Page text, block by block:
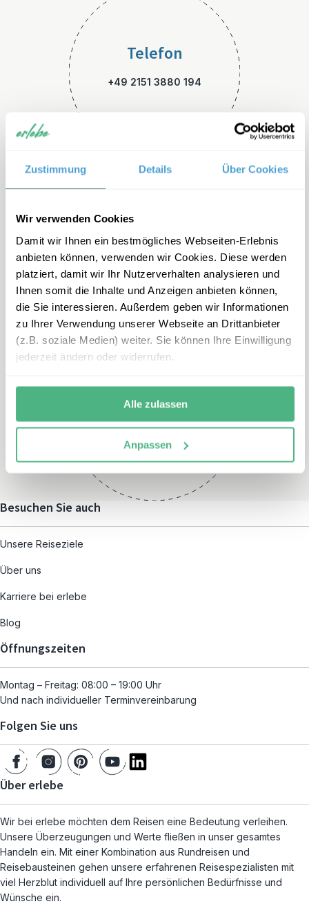
Zustimmung Details Über Cookies
Wir verwenden Cookies
Damit wir Ihnen ein bestmögliches Webseiten-Erlebnis
anbieten können, verwenden wir Cookies. Diese werden
platziert, damit wir Ihr Nutzerverhalten analysieren und
Ihnen somit die Inhalte und Anzeigen anbieten können,
die Sie interessieren. Außerdem geben wir Informationen
zu Ihrer Verwendung unserer Webseite an Drittanbieter
(z.B. soziale Medien) weiter. Sie können Ihre Einwilligung
jederzeit ändern oder widerrufen.
Alle zulassen
Anpassen
Telefon
+49 2151 3880 194
E-Mail
italien-familienreisen@erleb
e.de
Montag – Freitag:
und nach individueller
Terminvereinbarung
Besuchen Sie auch
Unsere Reiseziele
Über uns
Karriere bei erlebe
Blog
Öffnungszeiten
Montag – Freitag: 08:00 – 19:00 Uhr
Und nach individueller Terminvereinbarung
Folgen Sie uns
Über erlebe
Wir bei erlebe möchten dem Reisen eine Bedeutung verleihen.
Unsere Überzeugungen und Werte fließen in unser gesamtes
Handeln ein. Mit einer Kombination aus Rundreisen und
Reisebausteinen gehen unsere erfahrenen Reisespezialisten mit
viel Herzblut individuell auf Ihre persönlichen Bedürfnisse und
Wünsche ein.